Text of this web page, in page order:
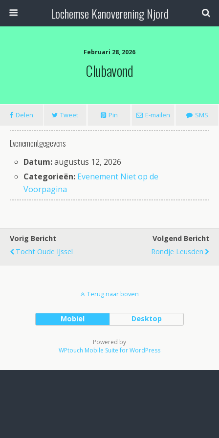
Lochemse Kanoverening Njord
Februari 28, 2026
Clubavond
Delen Tweet Pin E-mailen SMS
Evenementgegevens
Datum: augustus 12, 2026
Categorieën: Evenement Niet op de
Voorpagina
Vorig Bericht
Tocht Oude IJssel
Volgend Bericht
Rondje Leusden
Terug naar boven
Mobiel Desktop
Powered by
WPtouch Mobile Suite for WordPress